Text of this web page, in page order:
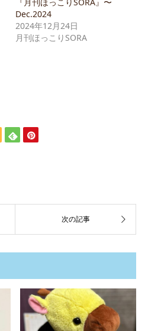
Dec.2024
2024年12月24日
月刊ほっこりSORA